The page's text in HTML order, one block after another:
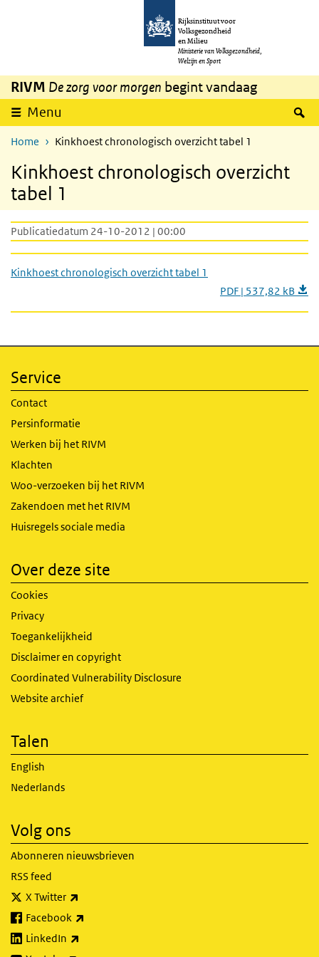
Overslaan en naar de inhoud gaan
Rijksinstituut voor
Volksgezondheid
en Milieu
Ministerie van Volksgezondheid,
Welzijn en Sport
RIVM De zorg voor morgen begint vandaag
Menu
Home Kinkhoest chronologisch overzicht tabel 1
Kinkhoest chronologisch overzicht
tabel 1
Publicatiedatum 24-10-2012 | 00:00
Kinkhoest chronologisch overzicht tabel 1
PDF | 537,82 kB
Service
Contact
Persinformatie
Werken bij het RIVM
Klachten
Woo-verzoeken bij het RIVM
Zakendoen met het RIVM
Huisregels sociale media
Over deze site
Cookies
Privacy
Toegankelijkheid
Disclaimer en copyright
Coordinated Vulnerability Disclosure
Website archief
Talen
English
Nederlands
Volg ons
Abonneren nieuwsbrieven
RSS feed
X Twitter
Facebook
LinkedIn